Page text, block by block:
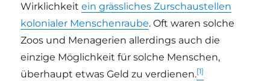
Wirklichkeitein grässliches Zurschaustellen
kolonialer Menschenraube. Oft waren solche
Zoos und Menagerien allerdings auch die
einzige Möglichkeit für solche Menschen,
überhaupt etwas Geld zu verdienen.[1]